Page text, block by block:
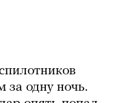
за одну ночь.